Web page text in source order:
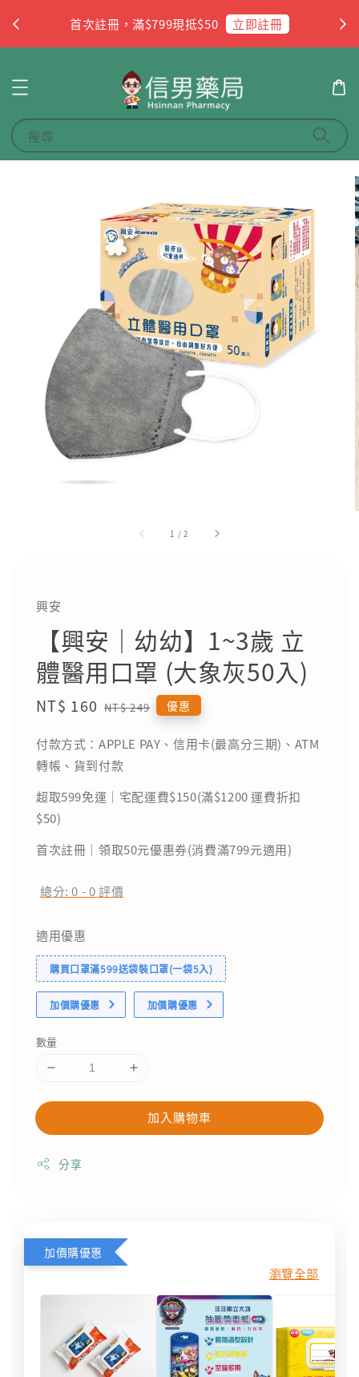
首次註冊，滿$799現抵$50 立即註冊
搜尋
1 /2
興安
【興安｜幼幼】1~3歲 立
體醫用口罩 (大象灰50入)
Sale
NT$ 160 Regular
NT$ 249 優惠
付款方式：APPLE PAY、信用卡(最高分三期)、ATM
轉帳、貨到付款
超取599免運｜宅配運費$150(滿$1200 運費折扣
$50)
首次註冊｜領取50元優惠券(消費滿799元適用)
總分:0 -0評價
適用優惠
購買口罩滿599送袋裝口罩(一袋5入)
加價購優惠 加價購優惠
數量
加入購物車
分享
加價購優惠
瀏覽全部